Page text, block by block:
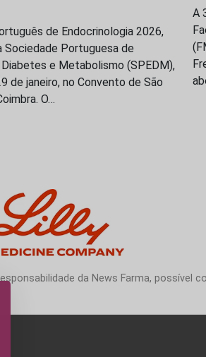
de Endocrinologia 2026,
Sociedade Portuguesa de
Diabetes e Metabolismo (SPEDM),
de janeiro, no Convento de São
O…
A
da News Farma, possível